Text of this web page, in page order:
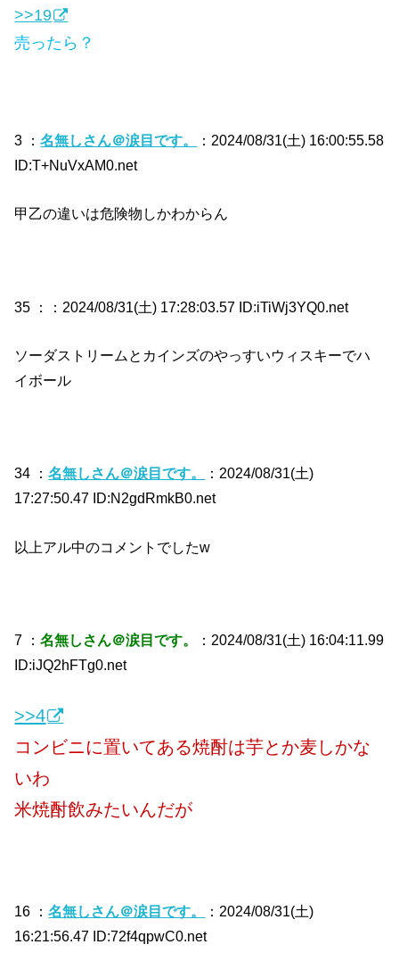
>>19
売ったら？
3 ：名無しさん＠涙目です。
：2024/08/31(土) 16:00:55.58
ID:T+NuVxAM0.net
甲乙の違いは危険物しかわからん
35 ： ：2024/08/31(土) 17:28:03.57 ID:iTiWj3YQ0.net
ソーダストリームとカインズのやっすいウィスキーでハ
イボール
34 ：名無しさん＠涙目です。
：2024/08/31(土)
17:27:50.47 ID:N2gdRmkB0.net
以上アル中のコメントでしたw
7 ：名無しさん＠涙目です。
：2024/08/31(土) 16:04:11.99
ID:iJQ2hFTg0.net
>>4
コンビニに置いてある焼酎は芋とか麦しかな
いわ
米焼酎飲みたいんだが
16 ：名無しさん＠涙目です。
：2024/08/31(土)
16:21:56.47 ID:72f4qpwC0.net